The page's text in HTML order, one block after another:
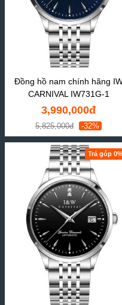
Đồng hồ nam chính hãng
CARNIVAL IW731G-1
3,990,000đ
5,825,000đ -32%
Trả góp